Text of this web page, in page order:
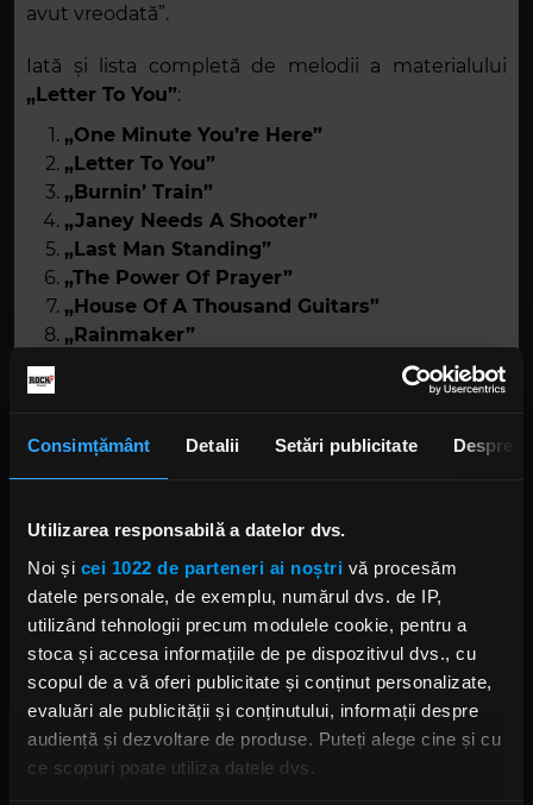
Consimțământ Detalii Setări publicitate Despre
Utilizarea responsabilă a datelor dvs.
Noi și cei 1022 de parteneri ai noștri vă procesăm
datele personale, de exemplu, numărul dvs. de IP,
utilizând tehnologii precum modulele cookie, pentru a
stoca și accesa informațiile de pe dispozitivul dvs., cu
scopul de a vă oferi publicitate și conținut personalizate,
evaluări ale publicității și conținutului, informații despre
audiență și dezvoltare de produse. Puteți alege cine și cu
ce scopuri poate utiliza datele dvs.
avut vreodată”.
Iată și lista completă de melodii a materialului
„Letter To You”:
„One Minute You’re Here”
„Letter To You”
„Burnin’ Train”
„Janey Needs A Shooter”
„Last Man Standing”
„The Power Of Prayer”
„House Of A Thousand Guitars”
„Rainmaker”
„I’ll See You In My Dreams”
Foto:Captură ecran YouTube
BRUCE SPRINGSTEEN E STREET BAND